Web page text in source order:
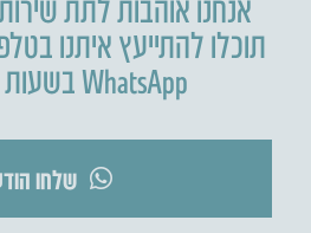
תוכלו להתייעץ איתנו
WhatsApp בשעות הפעילות.
שלחו